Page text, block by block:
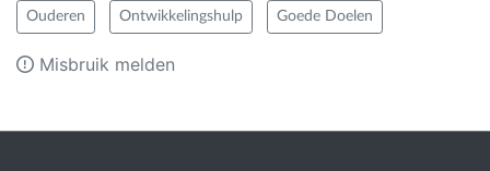
Ouderen Ontwikkelingshulp Goede Doelen
Misbruik melden